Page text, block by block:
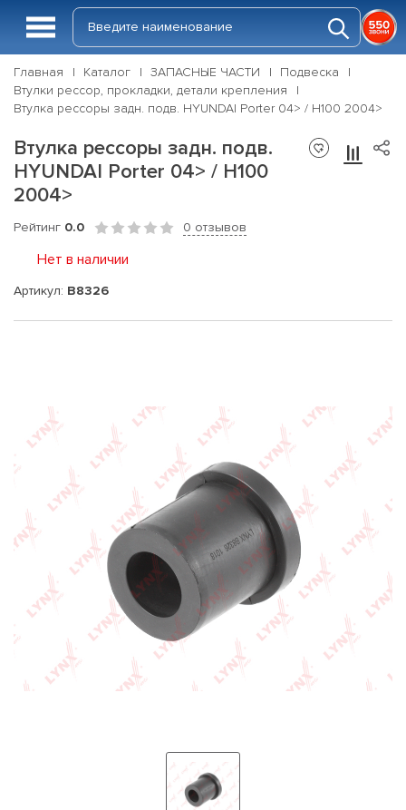
Главная Каталог ЗАПАСНЫЕ ЧАСТИ
Подвеска
Втулки рессор, прокладки, детали крепления
Втулка рессоры задн. подв. HYUNDAI Porter 04> / H100 2004>
Втулка рессоры задн. подв.
HYUNDAI Porter 04> / H100
2004>
Рейтинг 0.0 0 отзывов
Нет в наличии
Артикул: B8326